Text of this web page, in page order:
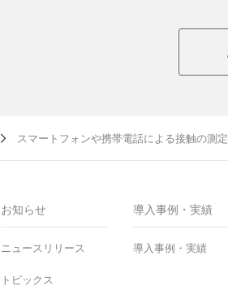
スマートフォンや携帯電話による接触の測定
お知らせ
ニュースリリース
トピックス
導入事例・実績
導入事例・実績